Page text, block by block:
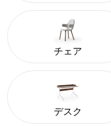
チェア
デスク